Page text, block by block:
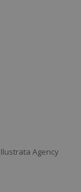
Agency